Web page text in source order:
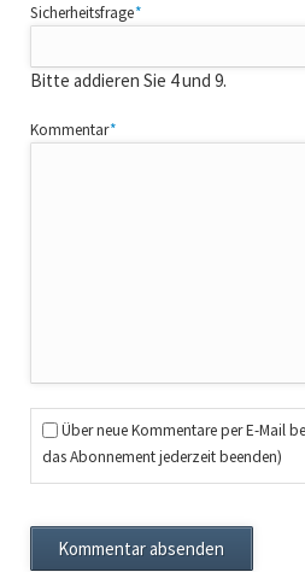
Pflichtfeld
Sicherheitsfrage*
Bitte addieren Sie 4 und 9.
Pflichtfeld
Kommentar*
Über neue Kommentare per E-Mail
das Abonnement jederzeit beenden)
Kommentar absenden